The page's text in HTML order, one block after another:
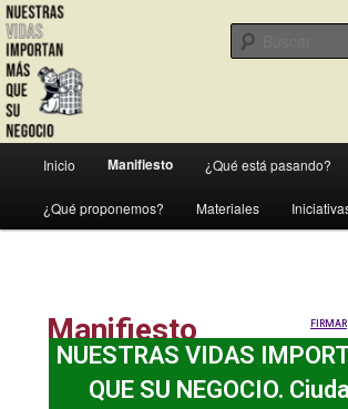
Ir
al
contenido
principalNuestras vidas son más
que su negocio
Ciudades y Pueblos para la Gente
principal
Inicio Manifiesto ¿Qué está pasando?
¿Qué proponemos? Materiales
Manifiesto FIRMAR
NUESTRAS VIDAS
QUE SU NEGOCIO.